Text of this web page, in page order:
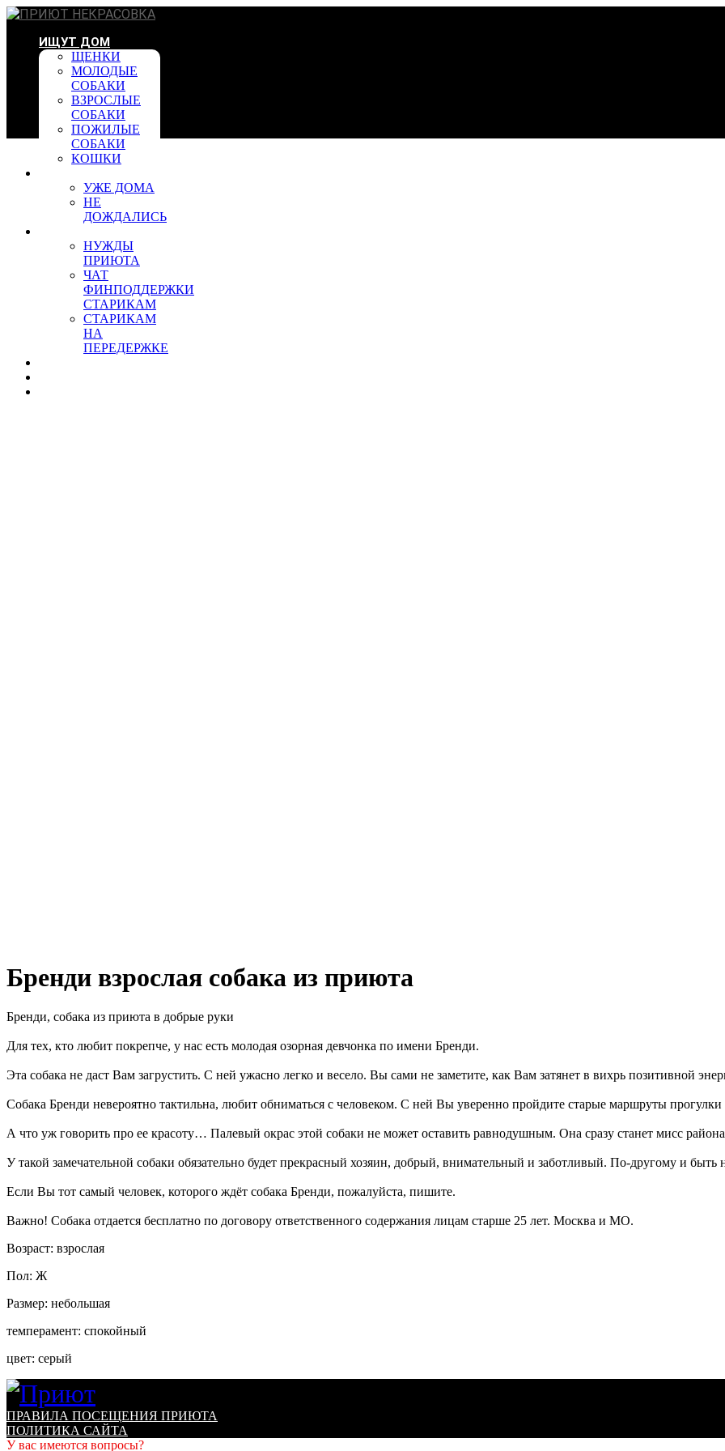
ИЩУТ ДОМ
ЩЕНКИ
МОЛОДЫЕ
СОБАКИ
ВЗРОСЛЫЕ
СОБАКИ
ПОЖИЛЫЕ
СОБАКИ
КОШКИ
УЖЕ ДОМА
НЕ
ДОЖДАЛИСЬ
НУЖДЫ
ПРИЮТА
ЧАТ
ФИНПОДДЕРЖКИ
СТАРИКАМ
СТАРИКАМ
НА
ПЕРЕДЕРЖКЕ
Бренди взрослая собака из приюта
Бренди, собака из приюта в добрые руки
Для тех, кто любит покрепче, у нас есть молодая озорная девчонка по имени Бренди.
Эта собака не даст Вам загрустить. С ней ужасно легко и весело. Вы сами не заметите, как Вам затянет в вихрь позитивной
Собака Бренди невероятно тактильна, любит обниматься с человеком. С ней Вы уверенно пройдите старые маршруты прогулки
А что уж говорить про ее красоту… Палевый окрас этой собаки не может оставить равнодушным. Она сразу станет мисс
У такой замечательной собаки обязательно будет прекрасный хозяин, добрый, внимательный и заботливый. По-другому и быть
Если Вы тот самый человек, которого ждёт собака Бренди, пожалуйста, пишите.
Важно! Собака отдается бесплатно по договору ответственного содержания лицам старше 25 лет. Москва и МО.
Возраст: взрослая
Пол: Ж
Размер: небольшая
темперамент: спокойный
цвет: серый
ПРАВИЛА ПОСЕЩЕНИЯ ПРИЮТА
ПОЛИТИКА САЙТА
У вас имеются вопросы?